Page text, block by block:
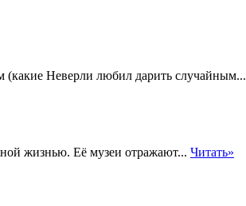
(какие Неверли любил дарить случайным...
жизнью. Её музеи отражают... Читать»